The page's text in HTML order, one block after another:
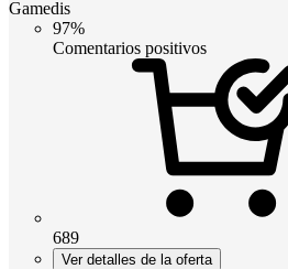
Gamedis
97%
Comentarios positivos
689
Ver detalles de la oferta